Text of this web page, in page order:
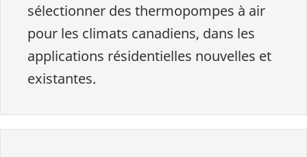
sélectionner des thermopompes à air
pour les climats canadiens, dans les
applications résidentielles nouvelles et
existantes.